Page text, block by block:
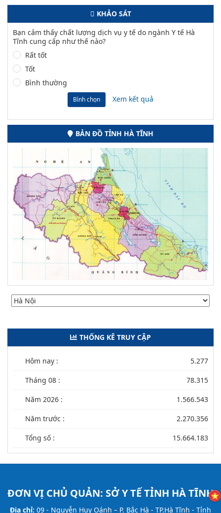
KHẢO SÁT
Bạn cảm thấy chất lượng dịch vụ y tế do ngành Y tế Hà
Tĩnh cung cấp như thế nào?
Rất tốt
Tốt
Bình thường
Bình chọn Xem kết quả
BẢN ĐỒ TỈNH HÀ TĨNH
THỐNG KÊ TRUY CẬP
Hôm nay : 5.277
Tháng 08 : 78.315
Năm 2026 : 1.566.543
Năm trước : 2.270.356
Tổng số : 15.664.183
ĐƠN VỊ CHỦ QUẢN: SỞ Y TẾ TỈNH HÀ TĨNH
Địa chỉ: 09 - Nguyễn Huy Oánh – P. Bắc Hà - TP.Hà Tĩnh - Tỉnh